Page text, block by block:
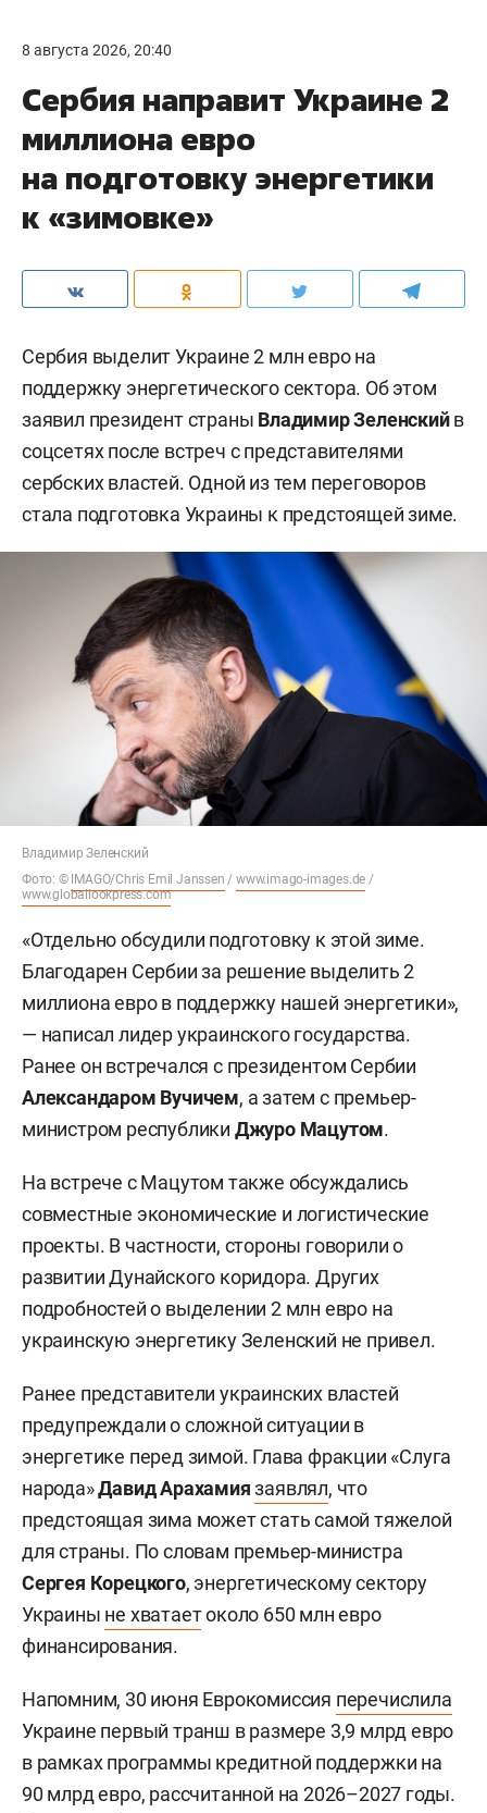
8 августа 2026, 20:40
Сербия направит Украине 2
миллиона евро
на подготовку энергетики
к «зимовке»
Сербия выделит Украине 2 млн евро на
поддержку энергетического сектора. Об этом
заявил президент страны Владимир Зеленскийв
соцсетях после встреч с представителями
сербских властей. Одной из тем переговоров
стала подготовка Украины к предстоящей зиме.
Владимир Зеленский
Фото: © IMAGO/Chris Emil Janssen /www.imago-images.de /
www.globallookpress.com
«Отдельно обсудили подготовку к этой зиме.
Благодарен Сербии за решение выделить 2
миллиона евро в поддержку нашей энергетики»,
— написал лидер украинского государства.
Ранее он встречался с президентом Сербии
Александаром Вучичем, а затем с премьер-
министром республики Джуро Мацутом.
На встрече с Мацутом также обсуждались
совместные экономические и логистические
проекты. В частности, стороны говорили о
развитии Дунайского коридора. Других
подробностей о выделении 2 млн евро на
украинскую энергетику Зеленский не привел.
Ранее представители украинских властей
предупреждали о сложной ситуации в
энергетике перед зимой. Глава фракции «Слуга
народа»Давид Арахамия заявлял, что
предстоящая зима может стать самой тяжелой
для страны. По словам премьер-министра
Сергея Корецкого, энергетическому сектору
Украины не хватаетоколо 650 млн евро
финансирования.
Напомним, 30 июня Еврокомиссия перечислила
Украине первый транш в размере 3,9 млрд евро
в рамках программы кредитной поддержки на
90 млрд евро, рассчитанной на 2026–2027 годы.